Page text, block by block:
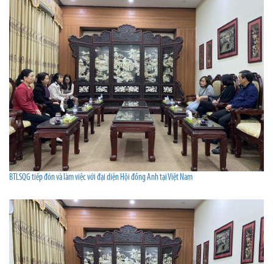
BTLSQG tiếp đón và làm việc với đại diện Hội đồng Anh tại Việt Nam